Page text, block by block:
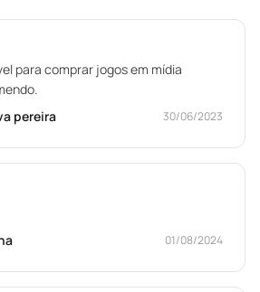
para comprar jogos em mídia
pereira
30/06/2023
01/08/2024